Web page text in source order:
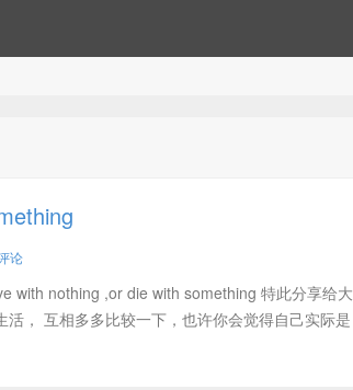
论
with nothing ,or die with something 特此分享给大
， 互相多多比较一下，也许你会觉得自己实际是